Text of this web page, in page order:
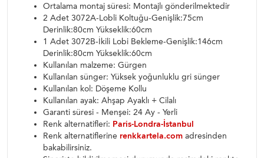
Ortalama montaj süresi: Montajlı gönderilmektedir
2 Adet 3072A-Lobli Koltuğu-Genişlik:75cm
Derinlik:80cm Yükseklik:60cm
1 Adet 3072B-İkili Lobi Bekleme-Genişlik:146cm
Derinlik:80cm Yükseklik:60cm
Kullanılan malzeme: Gürgen
Kullanılan sünger: Yüksek yoğunluklu gri sünger
Kullanılan kol: Döşeme Kollu
Kullanılan ayak: Ahşap Ayaklı + Cilalı
Garanti süresi - Menşei: 24 Ay - Yerli
Renk alternatifleri: Paris-Londra-İstanbul
Renk alternatiflerine renkkartela.com adresinden
bakabilirsiniz.